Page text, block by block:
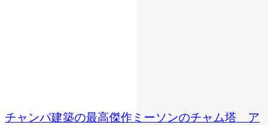
チャンパ建築の最高傑作ミーソンのチャム塔 ア